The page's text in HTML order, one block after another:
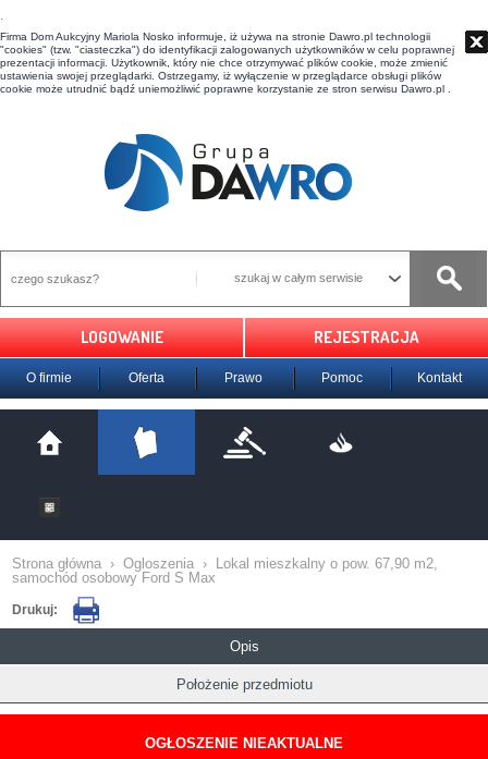
t
Firma Dom Aukcyjny Mariola Nosko informuje, iż używa na stronie Dawro.pl technologii
"cookies" (tzw. "ciasteczka") do identyfikacji zalogowanych użytkowników w celu poprawnej
prezentacji informacji. Użytkownik, który nie chce otrzymywać plików cookie, może zmienić
ustawienia swojej przeglądarki. Ostrzegamy, iż wyłączenie w przeglądarce obsługi plików
cookie może utrudnić bądź uniemożliwić poprawne korzystanie ze stron serwisu Dawro.pl .
szukaj w całym serwisie
LOGOWANIE REJESTRACJA
O firmie Oferta Prawo Pomoc Kontakt
Strona główna › Ogloszenia ›
Lokal mieszkalny o pow. 67,90 m2,
samochód osobowy Ford S Max
Drukuj:
Opis
Położenie przedmiotu
OGŁOSZENIE NIEAKTUALNE